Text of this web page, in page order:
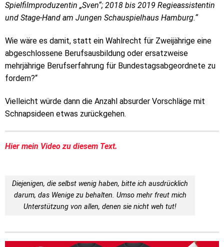
Spielfilmproduzentin „Sven“; 2018 bis 2019 Regieassistentin
und Stage-Hand am Jungen Schauspielhaus Hamburg.“
Wie wäre es damit, statt ein Wahlrecht für Zweijährige eine
abgeschlossene Berufsausbildung oder ersatzweise
mehrjährige Berufserfahrung für Bundestagsabgeordnete zu
fordern?“
Vielleicht würde dann die Anzahl absurder Vorschläge mit
Schnapsideen etwas zurückgehen.
Hier mein Video zu diesem Text.
Diejenigen, die selbst wenig haben, bitte ich ausdrücklich
darum, das Wenige zu behalten. Umso mehr freut mich
Unterstützung von allen, denen sie nicht weh tut!